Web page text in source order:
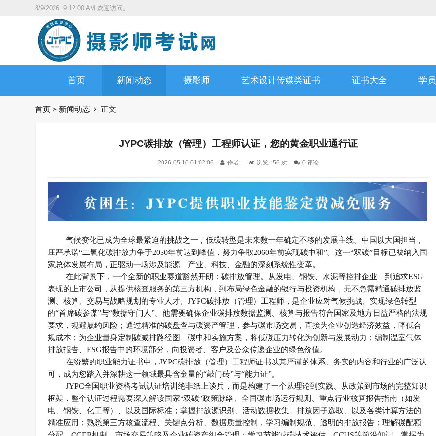
8/9/2026, 9:12:01 AM 欢迎访问。
首页 新闻动态 摄影师 艺术设计传媒类证书 证书大全 学
首页 > 新闻动态 正文
JYPC碳排放（管理）工程师认证，您的黄金职业通行证
2026-05-10 01:02:06 作者 : 浏览 : 56 次 0 评论
气候变化已成为全球最紧迫的挑战之一，低碳转型是未来数十年确定不移的发展主线。中国以大国担当，
庄严承诺“二氧化碳排放力争于2030年前达到峰值，努力争取2060年前实现碳中和”。这一“双碳”目标已被纳入国
家总体发展布局，正驱动一场涉及能源、产业、科技、金融的深刻系统性变革。
在此背景下，一个全新的职业赛道豁然开朗：碳排放管理。从发电、钢铁、水泥等控排企业，到追求ESG
表现的上市公司，从提供核查服务的第三方机构，到布局绿色金融的银行与投资机构，无不急需精通碳排放监
测、核算、交易与战略规划的专业人才。JYPC碳排放（管理）工程师，是企业应对气候挑战、实现绿色转型
的“首席碳参谋”与“数据守门人”。他需要确保企业碳排放数据监测、核算与报告符合国家及地方日益严格的法规
要求，规避履约风险；通过精准的碳盘查与碳资产管理，参与碳市场交易，直接为企业创造经济效益，降低合
规成本；为企业量身定制碳减排路径图、碳中和实施方案，将低碳压力转化为创新与发展动力；编制温室气体
排放报告、ESG报告中的环境部分，向投资者、客户及公众传递企业的绿色价值。
在纷繁的职业能力证书中，JYPC碳排放（管理）工程师证书以其严谨的体系、务实的内容和行业的广泛认
可，成为您踏入并深耕这一领域最具含金量的“敲门砖”与“能力证”。
JYPC全国职业资格考试认证培训绝非纸上谈兵，而是构建了一个从理论到实践、从政策到市场的完整知识
框架，整个认证过程需要深入解读国家“双碳”政策脉络、全国碳市场运行规则、重点行业核算报告指南（如发
电、钢铁、化工等）、以及国际标准；掌握排放源识别、活动数据收集、排放因子选取、以及各类计算方法的
精准应用；熟悉第三方核查流程、关键点分析、数据质量控制，学习编制规范、透明的排放报告；理解碳配额